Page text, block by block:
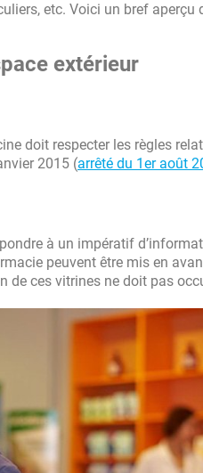
etc. Voici un bref aperçu
extérieur
doit respecter les règles
2015 (arrêté du 1er août
à un impératif
peuvent être mis en
ces vitrines ne doit pas